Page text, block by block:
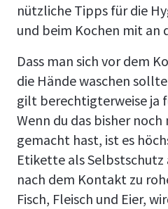
nützliche Tipps für die
und beim Kochen mit an
Dass man sich vor dem
die Hände waschen
gilt berechtigterweise ja
Wenn du das bisher
gemacht hast, ist es
Etikette als Selbstschutz
nach dem Kontakt zu
Fisch, Fleisch und Eier,